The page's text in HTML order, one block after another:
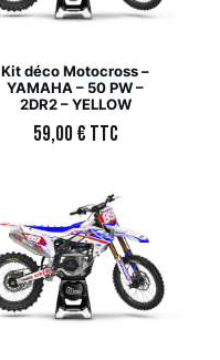
Kit déco Motocross –
YAMAHA – 50 PW –
2DR2 – YELLOW
59,00€ TTC